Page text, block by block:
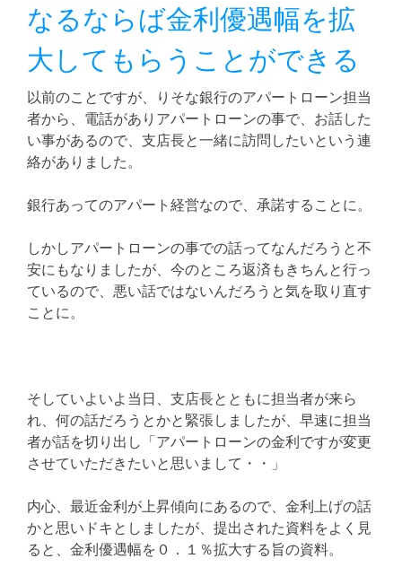
なるならば金利優遇幅を拡
大してもらうことができる
以前のことですが、りそな銀行のアパートローン担当
者から、電話がありアパートローンの事で、お話した
い事があるので、支店長と一緒に訪問したいという連
絡がありました。
銀行あってのアパート経営なので、承諾することに。
しかしアパートローンの事での話ってなんだろうと不
安にもなりましたが、今のところ返済もきちんと行っ
ているので、悪い話ではないんだろうと気を取り直す
ことに。
そしていよいよ当日、支店長とともに担当者が来ら
れ、何の話だろうとかと緊張しましたが、早速に担当
者が話を切り出し「アパートローンの金利ですが変更
させていただきたいと思いまして・・」
内心、最近金利が上昇傾向にあるので、金利上げの話
かと思いドキとしましたが、提出された資料をよく見
ると、金利優遇幅を０．１％拡大する旨の資料。